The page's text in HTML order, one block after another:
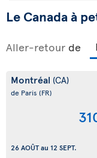
Le Canada à
Aller-retour de
Montréal (CA)
de Paris (FR)
26 AOÛTau 12 SEPT.